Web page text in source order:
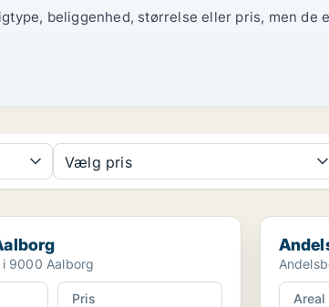
beliggenhed, størrelse eller pris, men
Vælg pris
9000 Aalborg
Pris
Areal